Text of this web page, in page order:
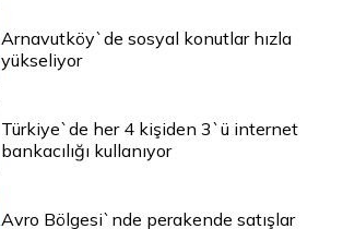
Arnavutköy`de sosyal konutlar hızla
yükseliyor
Türkiye`de her 4 kişiden 3`ü internet
bankacılığı kullanıyor
Avro Bölgesi`nde perakende satışlar